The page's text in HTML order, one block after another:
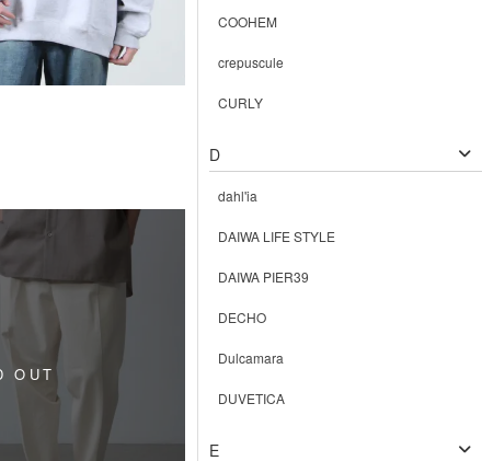
COOHEM
crepuscule
CURLY
D
dahl'ia
DAIWA LIFE STYLE
DAIWA PIER39
DECHO
Dulcamara
DUVETICA
E